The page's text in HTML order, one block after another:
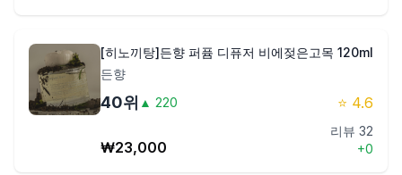
[히노끼탕]든향 퍼퓸 디퓨저 비에젖은고목 120ml
든향
40위 ▲ 220 ⭐ 4.6
₩23,000
리뷰 32
+0